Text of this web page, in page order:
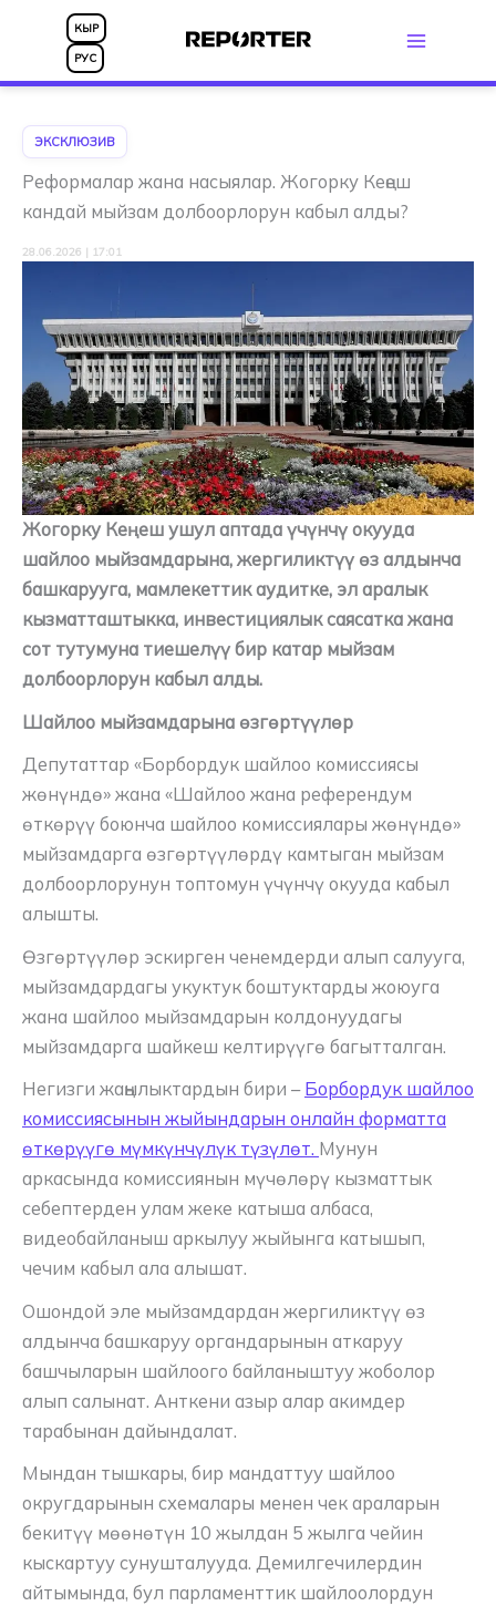
КЫР
РУС
ЭКСКЛЮЗИВ
Реформалар жана насыялар. Жогорку Кеңеш
кандай мыйзам долбоорлорун кабыл алды?
28.06.2026 | 17:01
Жогорку Кеңеш ушул аптада үчүнчү окууда
шайлоо мыйзамдарына, жергиликтүү өз алдынча
башкарууга, мамлекеттик аудитке, эл аралык
кызматташтыкка, инвестициялык саясатка жана
сот тутумуна тиешелүү бир катар мыйзам
долбоорлорун кабыл алды.
Шайлоо мыйзамдарына өзгөртүүлөр
Депутаттар «Борбордук шайлоо комиссиясы
жөнүндө» жана «Шайлоо жана референдум
өткөрүү боюнча шайлоо комиссиялары жөнүндө»
мыйзамдарга өзгөртүүлөрдү камтыган мыйзам
долбоорлорунун топтомун үчүнчү окууда кабыл
алышты.
Өзгөртүүлөр эскирген ченемдерди алып салууга,
мыйзамдардагы укуктук боштуктарды жоюуга
жана шайлоо мыйзамдарын колдонуудагы
мыйзамдарга шайкеш келтирүүгө багытталган.
Негизги жаңылыктардын бири – Борбордук шайлоо
комиссиясынын жыйындарын онлайн форматта
өткөрүүгө мүмкүнчүлүк түзүлөт. Мунун
аркасында комиссиянын мүчөлөрү кызматтык
себептерден улам жеке катыша албаса,
видеобайланыш аркылуу жыйынга катышып,
чечим кабыл ала алышат.
Ошондой эле мыйзамдардан жергиликтүү өз
алдынча башкаруу органдарынын аткаруу
башчыларын шайлоого байланыштуу жоболор
алып салынат. Анткени азыр алар акимдер
тарабынан дайындалат.
Мындан тышкары, бир мандаттуу шайлоо
округдарынын схемалары менен чек араларын
бекитүү мөөнөтүн 10 жылдан 5 жылга чейин
кыскартуу сунушталууда. Демилгечилердин
айтымында, бул парламенттик шайлоолордун